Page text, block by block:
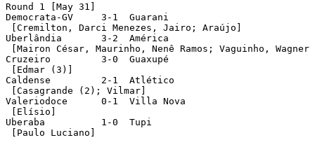
Round 1 [May 31]
Democrata-GV	 3-1  Guarani
[Cremilton, Darci Menezes, Jairo; Araújo]
Uberlândia	 3-2  América
[Mairon César, Maurinho, Nenê Ramos; Vaguinho,
Cruzeiro	 3-0  Guaxupé
[Edmar (3)]
Caldense	 2-1  Atlético
[Casagrande (2); Vilmar]
Valeriodoce	 0-1  Villa Nova
[Elísio]
Uberaba	 	 1-0  Tupi
[Paulo Luciano]